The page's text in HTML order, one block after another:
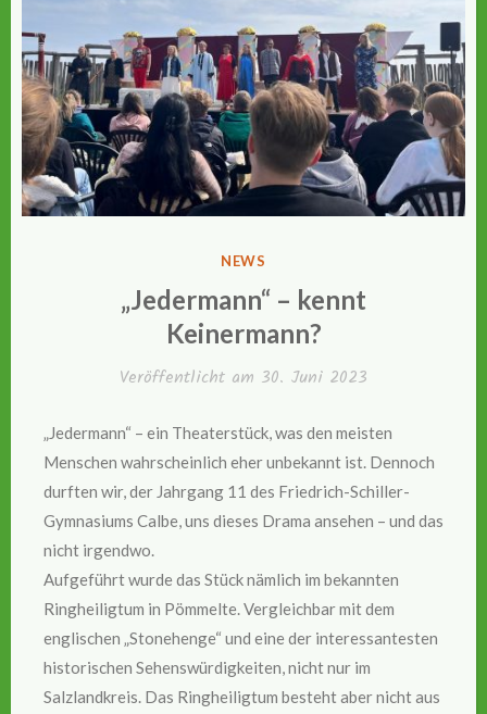
VERÖFFENTLICHT
NEWS
„Jedermann“ – kennt
Keinermann?
Veröffentlicht am 30. Juni 2023
„Jedermann“ – ein Theaterstück, was den meisten
Menschen wahrscheinlich eher unbekannt ist. Dennoch
durften wir, der Jahrgang 11 des Friedrich-Schiller-
Gymnasiums Calbe, uns dieses Drama ansehen – und das
nicht irgendwo.
Aufgeführt wurde das Stück nämlich im bekannten
Ringheiligtum in Pömmelte. Vergleichbar mit dem
englischen „Stonehenge“ und eine der interessantesten
historischen Sehenswürdigkeiten, nicht nur im
Salzlandkreis. Das Ringheiligtum besteht aber nicht aus